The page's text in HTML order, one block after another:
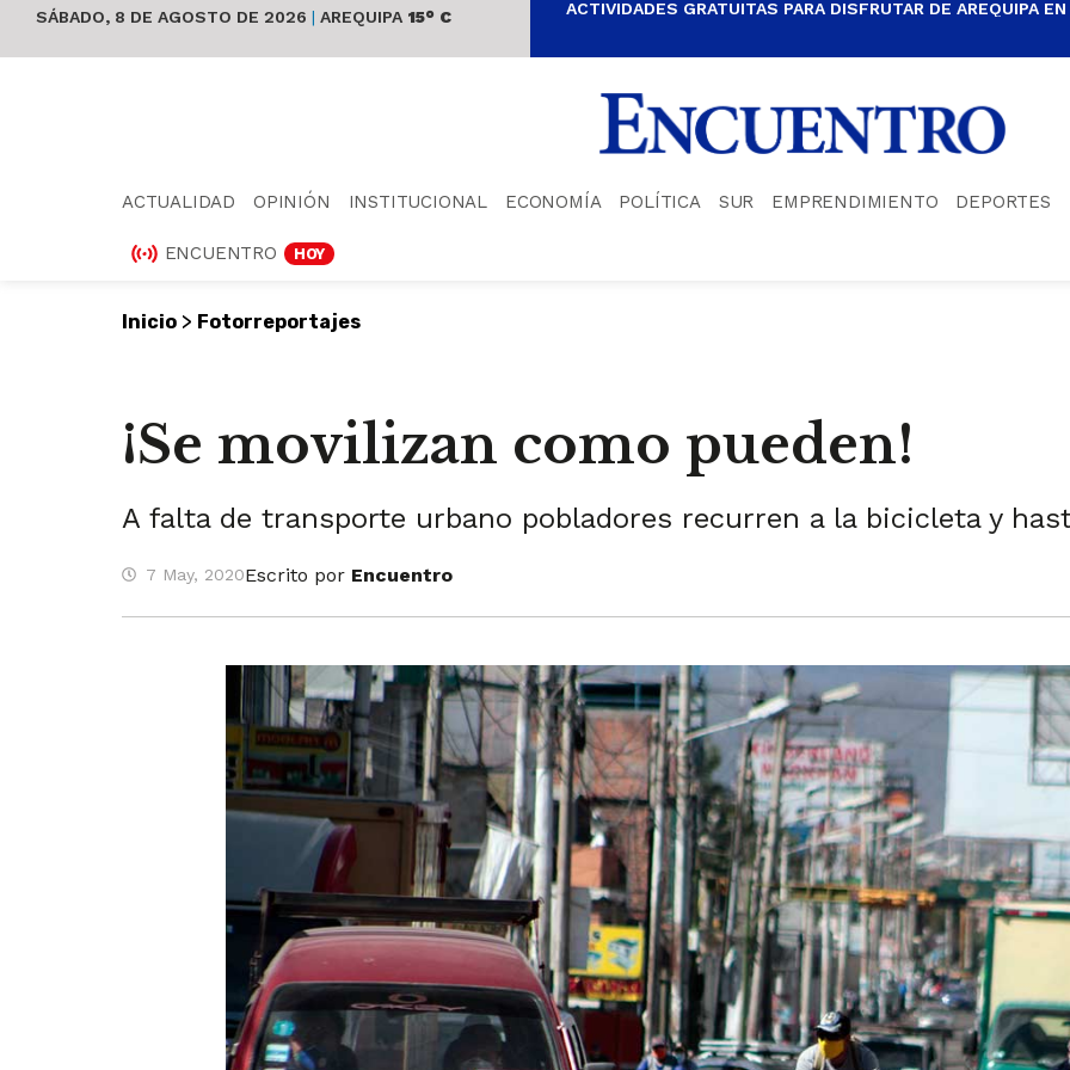
SÁBADO, 8 DE AGOSTO DE 2026 | AREQUIPA 15° C ACTIVIDADES GRATUITAS PARA DISFRUTAR DE AREQUIPA
ACTUALIDAD OPINIÓN INSTITUCIONAL ECONOMÍA POLÍTICA SUR EMPRENDIMIENTO DEPORTES
ENCUENTRO HOY
Inicio > Fotorreportajes
¡Se movilizan como pueden!
A falta de transporte urbano pobladores recurren a la bicicleta y
7 May, 2020Escrito por Encuentro